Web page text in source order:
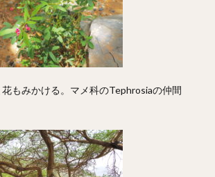
もみかける。マメ科のTephrosiaの仲間